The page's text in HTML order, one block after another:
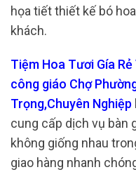
họa tiết thiết kế bó
khách.
Tiệm Hoa Tươi Gía
công giáo Chợ
Trọng,Chuyên Nghiệp
cung cấp dịch vụ bàn
không giống nhau
giao hàng nhanh